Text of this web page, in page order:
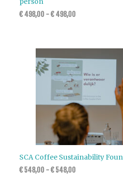
€498,00 -€498,00
SCA Coffee Sustainability
€548,00 -€548,00